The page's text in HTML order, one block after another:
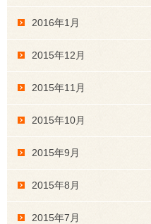
2016年1月
2015年12月
2015年11月
2015年10月
2015年9月
2015年8月
2015年7月